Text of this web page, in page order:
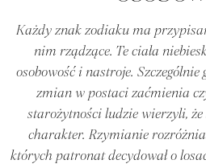
Każdy znak zodiaku ma
nim rządzące. Te ciała
osobowość i nastroje.
zmian w postaci zaćmienia
starożytności ludzie wierzyli,
charakter. Rzymianie
których patronat decydował o